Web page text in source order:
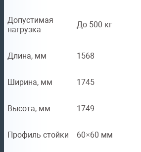
Допустимая
нагрузка
До 500 кг
Длина, мм 1568
Ширина, мм 1745
Высота, мм 1749
Профиль стойки 60×60 мм